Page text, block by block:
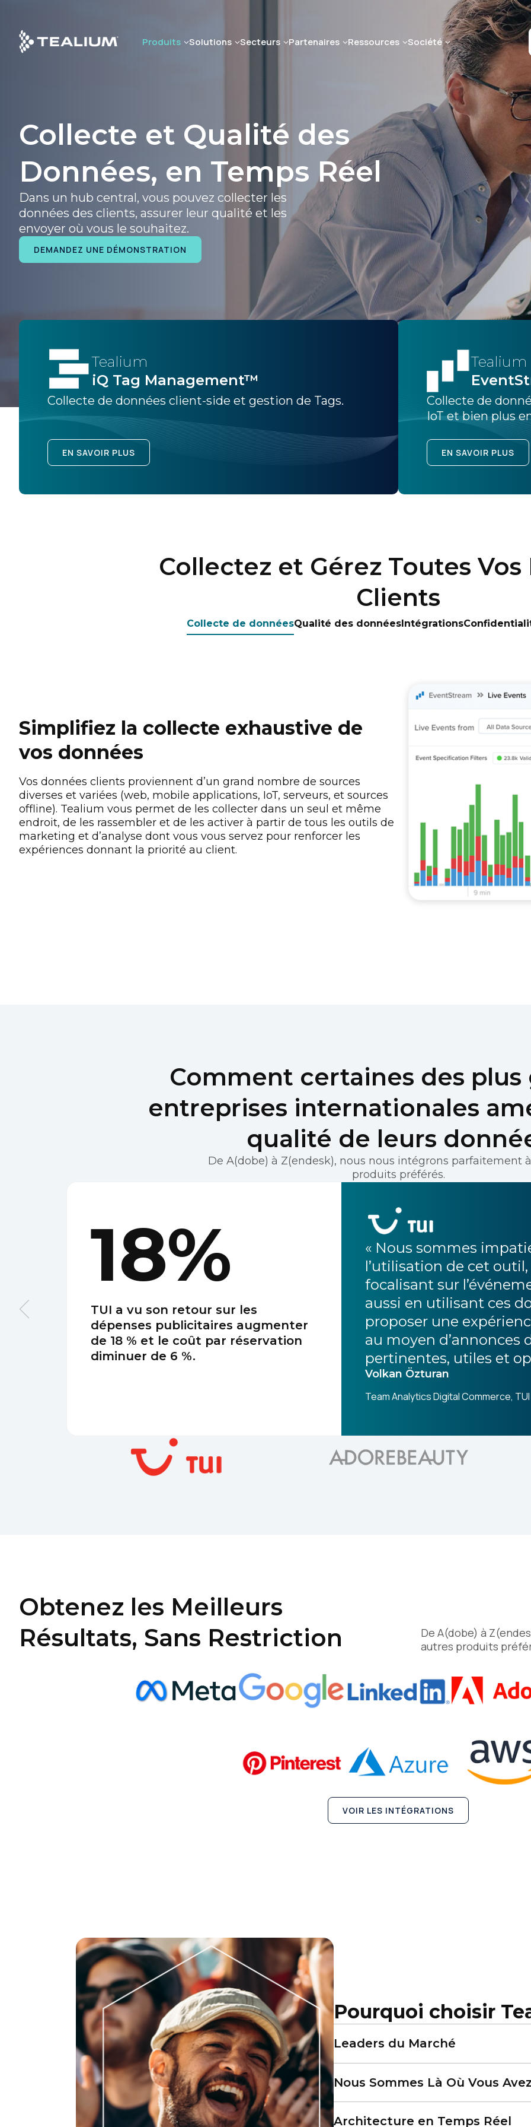
main
content
Produits Solutions Secteurs Partenaires Ressources Société
Collecte et Qualité des
Données, en Temps Réel
Dans un hub central, vous pouvez collecter les
données des clients, assurer leur qualité et les
envoyer où vous le souhaitez.
DEMANDEZ UNE DÉMONSTRATION
Tealium
iQ Tag Management™
Collecte de données client-side et gestion de Tags.
EN SAVOIR PLUS
Tealium
Collecte de
IoT et bien plus
EN SAVOIR PLUS
Collectez et Gérez Toutes
Clients
Collecte de donnéesQualité des donnéesIntégrations
Simplifiez la collecte exhaustive de
vos données
Vos données clients proviennent d’un grand nombre de sources
diverses et variées (web, mobile applications, IoT, serveurs, et sources
offline). Tealium vous permet de les collecter dans un seul et même
endroit, de les rassembler et de les activer à partir de tous les outils de
marketing et d’analyse dont vous vous servez pour renforcer les
expériences donnant la priorité au client.
Comment certaines des plus
entreprises internationales
qualité de leurs
De A(dobe) à Z(endesk), nous nous intégrons parfaitement
produits préférés.
18%
TUI a vu son retour sur les
dépenses publicitaires augmenter
de 18 % et le coût par réservation
diminuer de 6 %.
« Nous sommes
l’utilisation de cet
focalisant sur
aussi en utilisant ces
proposer une
au moyen d’annonces
pertinentes, utiles et
Volkan Özturan
Team Analytics Digital Commerce, TUI
Obtenez les Meilleurs
Résultats, Sans Restriction
De A(dobe) à
autres produits
VOIR LES INTÉGRATIONS
Pourquoi choisir
Leaders du Marché
Nous Sommes Là Où Vous
Architecture en Temps Réel